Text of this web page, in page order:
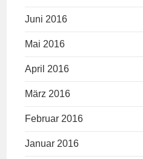
Juni 2016
Mai 2016
April 2016
März 2016
Februar 2016
Januar 2016